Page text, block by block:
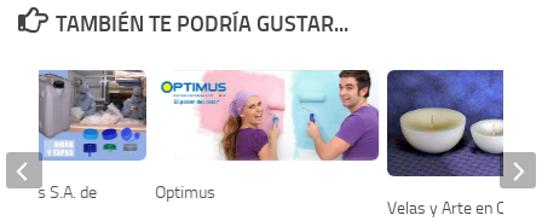
TAMBIÉN TE PODRÍA GUSTAR...
Optimus
Velas y Arte en Cera
Iris S.A. de